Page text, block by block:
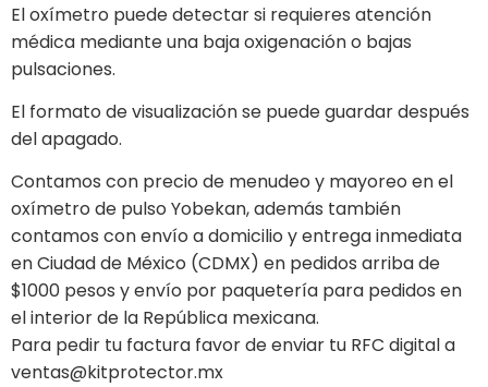
El oxímetro puede detectar si requieres atención
médica mediante una baja oxigenación o bajas
pulsaciones.
El formato de visualización se puede guardar después
del apagado.
Contamos con precio de menudeo y mayoreo en el
oxímetro de pulso Yobekan, además también
contamos con envío a domicilio y entrega inmediata
en Ciudad de México (CDMX) en pedidos arriba de
$1000 pesos y envío por paquetería para pedidos en
el interior de la República mexicana.
Para pedir tu factura favor de enviar tu RFC digital a
ventas@kitprotector.mx